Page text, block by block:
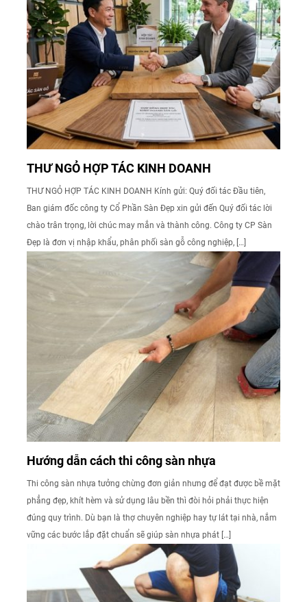
THƯ NGỎ HỢP TÁC KINH DOANH
THƯ NGỎ HỢP TÁC KINH DOANH Kính gửi: Quý đối tác Đầu tiên,
Ban giám đốc công ty Cổ Phần Sàn Đẹp xin gửi đến Quý đối tác lời
chào trân trọng, lời chúc may mắn và thành công. Công ty CP Sàn
Đẹp là đơn vị nhập khẩu, phân phối sàn gỗ công nghiệp, […]
Hướng dẫn cách thi công sàn nhựa
Thi công sàn nhựa tưởng chừng đơn giản nhưng để đạt được bề mặt
phẳng đẹp, khít hèm và sử dụng lâu bền thì đòi hỏi phải thực hiện
đúng quy trình. Dù bạn là thợ chuyên nghiệp hay tự lát tại nhà, nắm
vững các bước lắp đặt chuẩn sẽ giúp sàn nhựa phát […]